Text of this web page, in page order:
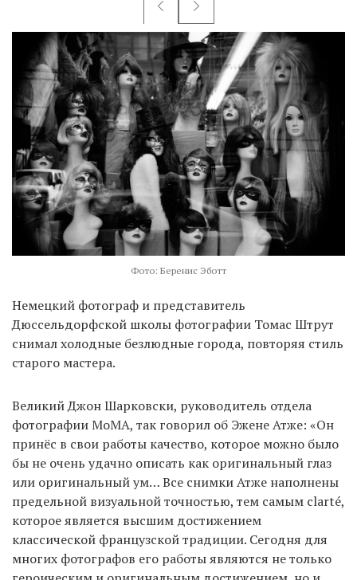
Фото: Беренис Эботт
Немецкий фотограф и представитель
Дюссельдорфской школы фотографии Томас Штрут
снимал холодные безлюдные города, повторяя стиль
старого мастера.
Великий Джон Шарковски, руководитель отдела
фотографии МоМА, так говорил об Эжене Атже: «Он
принёс в свои работы качество, которое можно было
бы не очень удачно описать как оригинальный глаз
или оригинальный ум… Все снимки Атже наполнены
предельной визуальной точностью, тем самым clarté,
которое является высшим достижением
классической французской традиции. Сегодня для
многих фотографов его работы являются не только